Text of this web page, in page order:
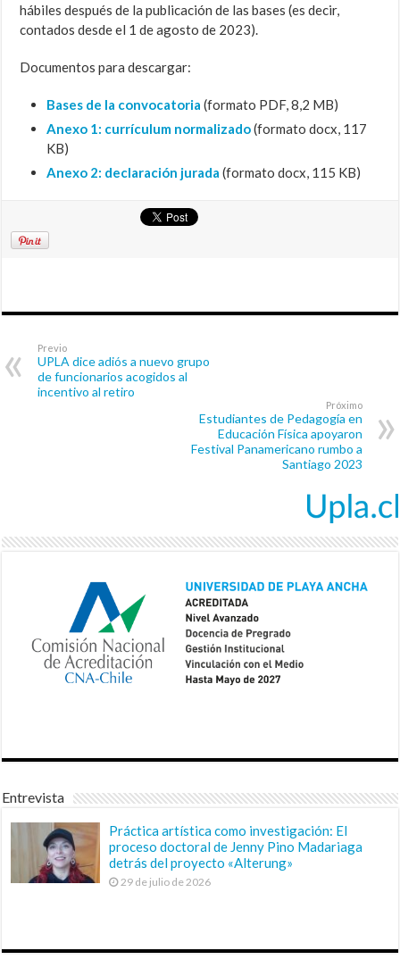
hábiles después de la publicación de las bases (es decir,
contados desde el 1 de agosto de 2023).
Documentos para descargar:
Bases de la convocatoria (formato PDF, 8,2 MB)
Anexo 1: currículum normalizado(formato docx, 117
KB)
Anexo 2: declaración jurada (formato docx, 115 KB)
Previo
UPLA dice adiós a nuevo grupo
de funcionarios acogidos al
incentivo al retiro
Próximo
Estudiantes de Pedagogía en
Educación Física apoyaron
Festival Panamericano rumbo a
Santiago 2023
Entrevista
Práctica artística como investigación: El
proceso doctoral de Jenny Pino Madariaga
detrás del proyecto «Alterung»
29 de julio de 2026